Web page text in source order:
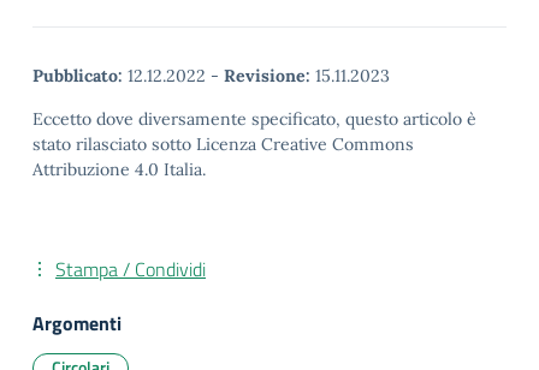
Pubblicato: 12.12.2022 - Revisione: 15.11.2023
Eccetto dove diversamente specificato, questo articolo è
stato rilasciato sotto Licenza Creative Commons
Attribuzione 4.0 Italia.
Stampa / Condividi
Argomenti